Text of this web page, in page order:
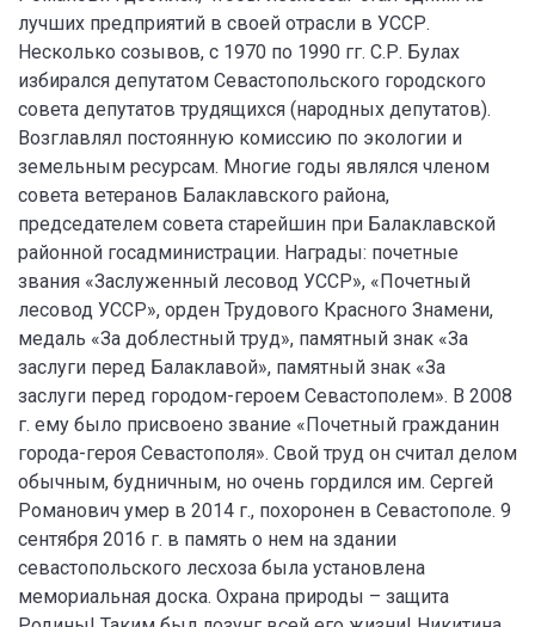
лучших предприятий в своей отрасли в УССР.
Несколько созывов, с 1970 по 1990 гг. С.Р. Булах
избирался депутатом Севастопольского городского
совета депутатов трудящихся (народных депутатов).
Возглавлял постоянную комиссию по экологии и
земельным ресурсам. Многие годы являлся членом
совета ветеранов Балаклавского района,
председателем совета старейшин при Балаклавской
районной госадминистрации. Награды: почетные
звания «Заслуженный лесовод УССР», «Почетный
лесовод УССР», орден Трудового Красного Знамени,
медаль «За доблестный труд», памятный знак «За
заслуги перед Балаклавой», памятный знак «За
заслуги перед городом-героем Севастополем». В 2008
г. ему было присвоено звание «Почетный гражданин
города-героя Севастополя». Свой труд он считал делом
обычным, будничным, но очень гордился им. Сергей
Романович умер в 2014 г., похоронен в Севастополе. 9
сентября 2016 г. в память о нем на здании
севастопольского лесхоза была установлена
мемориальная доска. Охрана природы – защита